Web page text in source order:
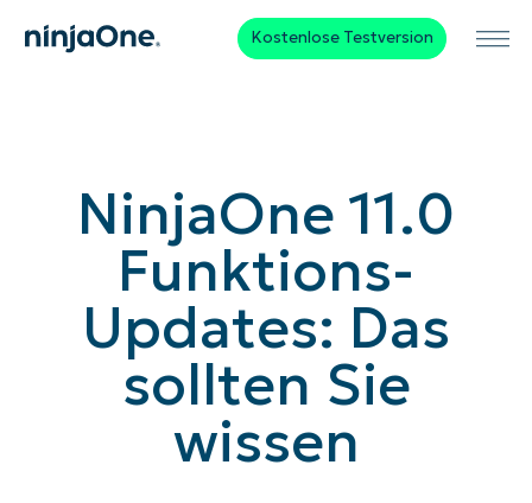
Kostenlose Testversion
NinjaOne 11.0
Funktions-
Updates: Das
sollten Sie
wissen